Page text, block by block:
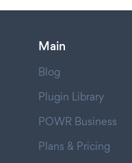
Main
Blog
Plugin Library
POWR Business
Plans & Pricing